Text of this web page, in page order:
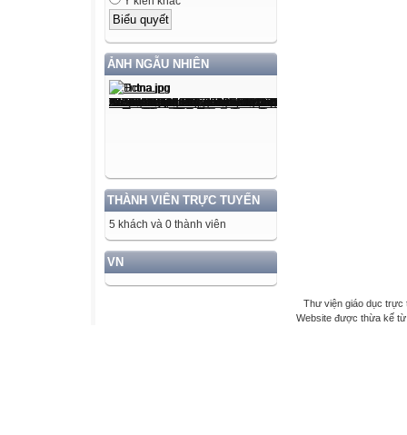
ẢNH NGẪU NHIÊN
THÀNH VIÊN TRỰC TUYẾN
5 khách và 0 thành viên
VN
Thư viện giáo dục trực
Website được thừa kế